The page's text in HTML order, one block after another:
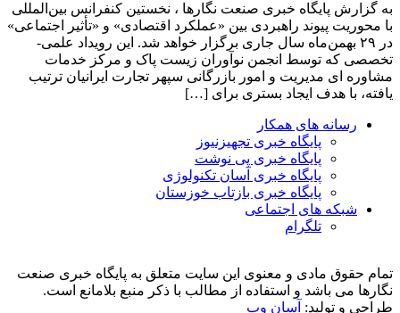
به گزارش پایگاه خبری صنعت نگارها ، نخستین کنفرانس بین‌المللی
با محوریت پیوند راهبردی بین «عملکرد اقتصادی» و «تأثیر اجتماعی»
در ۲۹ بهمن‌ماه سال جاری برگزار خواهد شد. این رویداد علمی-
تخصصی که توسط انجمن نوآوران زیست پاک و مرکز خدمات
مشاوره ای مدیریت و امور بازرگانی سپهر تجارت ایرانیان ترتیب
یافته، با هدف ایجاد بستری برای […]
رسانه های همکار
پایگاه خبری تجهیزنیوز
پایگاه خبری پی نوشت
پایگاه خبری آسان تکنولوژی
پایگاه خبری بازتاب خوزستان
شبکه های اجتماعی
تلگرام
تمام حقوق مادی و معنوی این سایت متعلق به پایگاه خبری صنعت
نگارها می باشد و استفاده از مطالب با ذکر منبع بلامانع است.
طراحی و تولید: آسان وب